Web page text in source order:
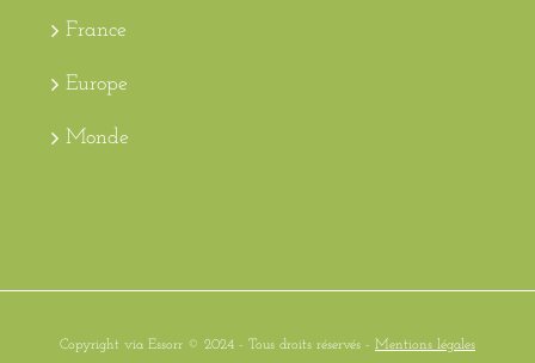
France
Europe
Monde
Copyright via Essorr © 2024 - Tous droits réservés - Mentions légales